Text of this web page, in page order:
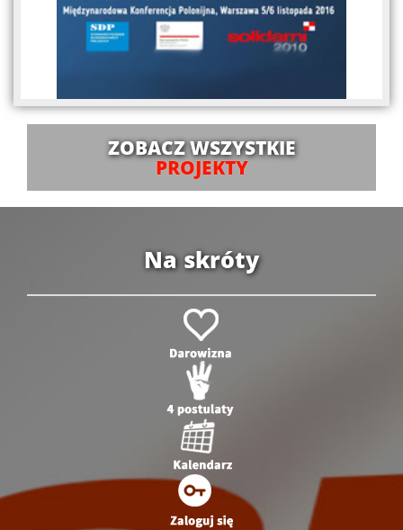
ZOBACZ WSZYSTKIE
PROJEKTY
Na skróty